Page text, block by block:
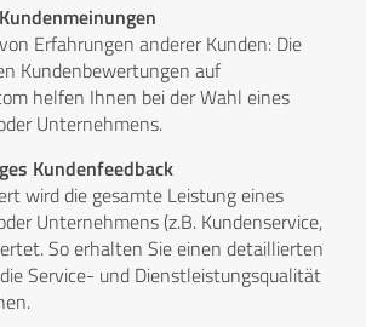
Erfahrungen anderer Kunden: Die
Kundenbewertungen auf
helfen Ihnen bei der Wahl eines
Unternehmens.
Kundenfeedback
wird die gesamte Leistung eines
Unternehmens (z.B. Kundenservice,
So erhalten Sie einen detaillierten
Service- und Dienstleistungsqualität